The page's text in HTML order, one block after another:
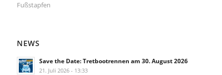
Fußstapfen
NEWS
Save the Date: Tretbootrennen am 30. August 2026
21. Juli 2026 - 13:33